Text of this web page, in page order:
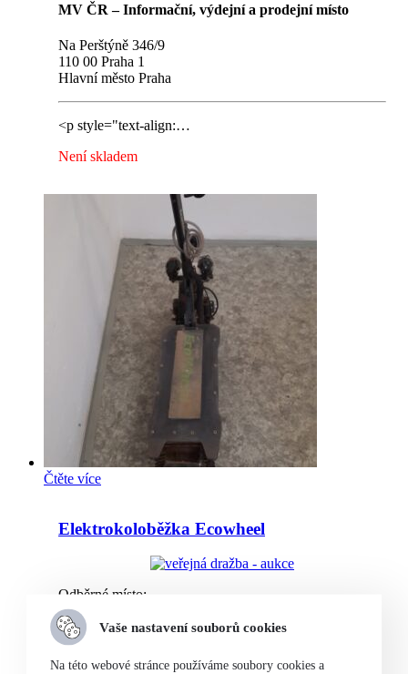
MV ČR – Informační, výdejní a prodejní místo
Na Perštýně 346/9
110 00 Praha 1
Hlavní město Praha
<p style="text-align:…
Není skladem
Čtěte více
Elektrokoloběžka Ecowheel
Odběrné místo:
MV ČR – výdejní místo vozidel a strojů José
Martího 385/11, 162 00 Praha 6 – Veleslavín
Vaše nastavení souborů cookies
Na této webové stránce používáme soubory cookies a